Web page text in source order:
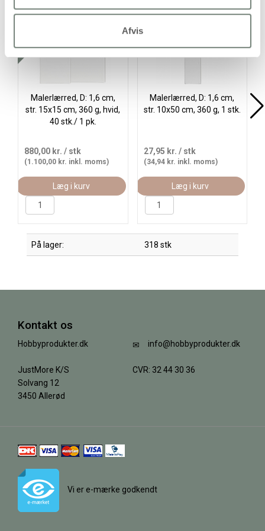
Afvis
Gratis levering
Malerlærred, D: 1,6 cm,
str. 15x15 cm, 360 g, hvid,
40 stk./ 1 pk.
880,00 kr. / stk
(1.100,00 kr. inkl. moms)
Læg i kurv
Malerlærred, D: 1,6 cm,
str. 10x50 cm, 360 g, 1 stk.
27,95 kr. / stk
(34,94 kr. inkl. moms)
Læg i kurv
På lager: 318 stk
Kontakt os
Hobbyprodukter.dk
JustMore K/S
Solvang 12
3450 Allerød
info@hobbyprodukter.dk
CVR: 32 44 30 36
Vi er e-mærke godkendt